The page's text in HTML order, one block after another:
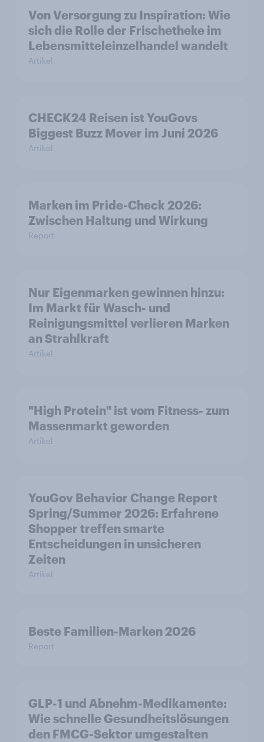
Von Versorgung zu Inspiration: Wie
sich die Rolle der Frischetheke im
Lebensmitteleinzelhandel wandelt
Artikel
CHECK24 Reisen ist YouGovs
Biggest Buzz Mover im Juni 2026
Artikel
Marken im Pride-Check 2026:
Zwischen Haltung und Wirkung
Report
Nur Eigenmarken gewinnen hinzu:
Im Markt für Wasch- und
Reinigungsmittel verlieren Marken
an Strahlkraft
Artikel
"High Protein" ist vom Fitness- zum
Massenmarkt geworden
Artikel
YouGov Behavior Change Report
Spring/Summer 2026: Erfahrene
Shopper treffen smarte
Entscheidungen in unsicheren
Zeiten
Artikel
Beste Familien-Marken 2026
Report
GLP-1 und Abnehm-Medikamente:
Wie schnelle Gesundheitslösungen
den FMCG-Sektor umgestalten